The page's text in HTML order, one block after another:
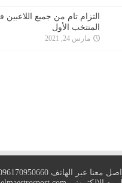
التزام تام من جميع
المنتخب الأول
مارس 24, 2021